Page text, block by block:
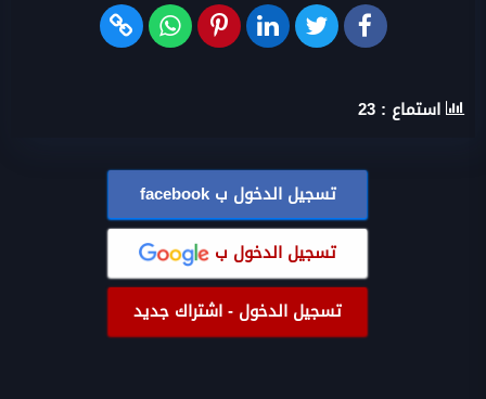
استماع : 23
تسجيل الدخول بfacebook
تسجيل الدخول ب
تسجيل الدخول - اشتراك جديد